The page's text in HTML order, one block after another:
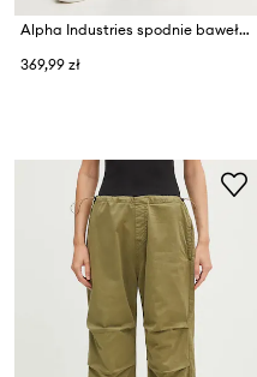
Alpha Industries spodnie bawełniane Field Pant
369,99 zł